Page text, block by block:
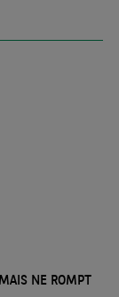
NE ROMPT